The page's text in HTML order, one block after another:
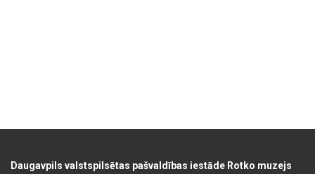
Daugavpils valstspilsētas pašvaldības iestāde Rotko muzejs